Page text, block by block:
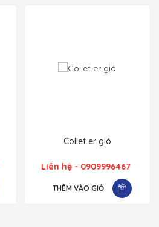
Collet er gió
Liên hệ - 0909996467
THÊM VÀO GIỎ